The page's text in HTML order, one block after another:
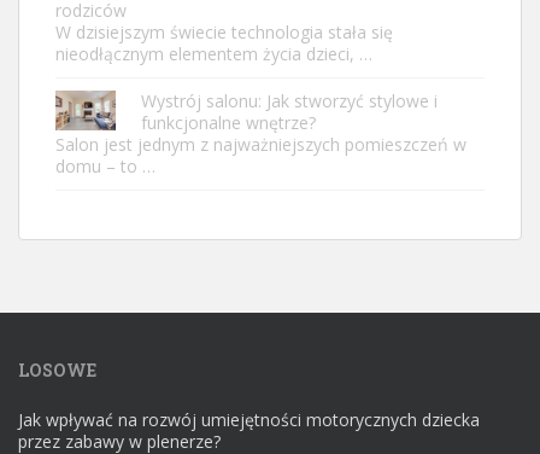
rodziców
W dzisiejszym świecie technologia stała się
nieodłącznym elementem życia dzieci, …
Wystrój salonu: Jak stworzyć stylowe i
funkcjonalne wnętrze?
Salon jest jednym z najważniejszych pomieszczeń w
domu – to …
LOSOWE
Jak wpływać na rozwój umiejętności motorycznych dziecka
przez zabawy w plenerze?